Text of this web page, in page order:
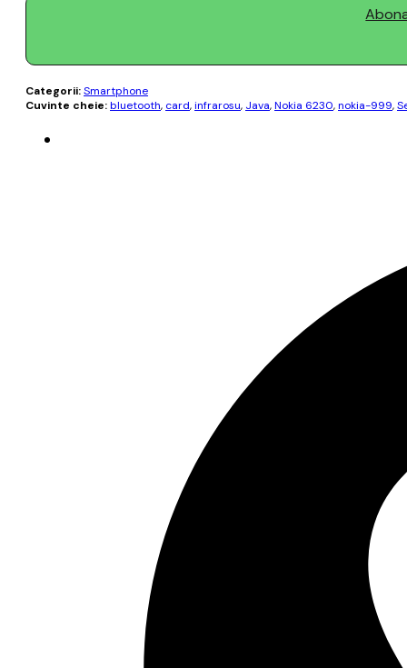
Categorii:Smartphone
Cuvinte cheie:bluetooth, card,infrarosu, Java,Nokia 6230,nokia-999,